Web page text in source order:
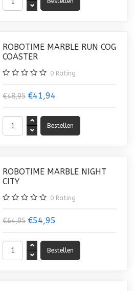
ROBOTIME MARBLE RUN COG
COASTER
0 Rating
€48,95 €41,94
ROBOTIME MARBLE NIGHT
CITY
0 Rating
€64,95 €54,95